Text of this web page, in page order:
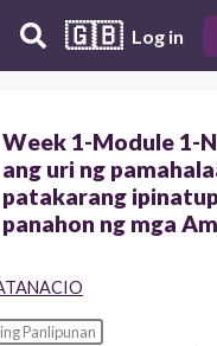
🇬🇧 Log in
Week 1-Module 1-
ang uri ng
patakarang
panahon ng mga
Panlipunan